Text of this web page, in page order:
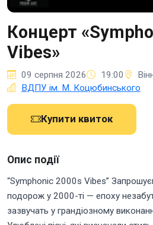
Концерт
Vibes»
09 серпня 2026 19:00
ВДПУ ім. М. Коцюбинського
Купити квиток
Опис події
“Symphonic 2000s Vibes”
подорож у 2000-ті — епоху
зазвучать у грандіозному